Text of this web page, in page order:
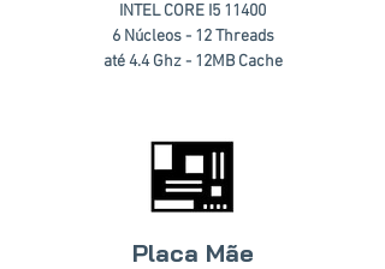
INTEL CORE I5 11400
6 Núcleos - 12 Threads
até 4.4 Ghz - 12MB Cache
Placa Mãe